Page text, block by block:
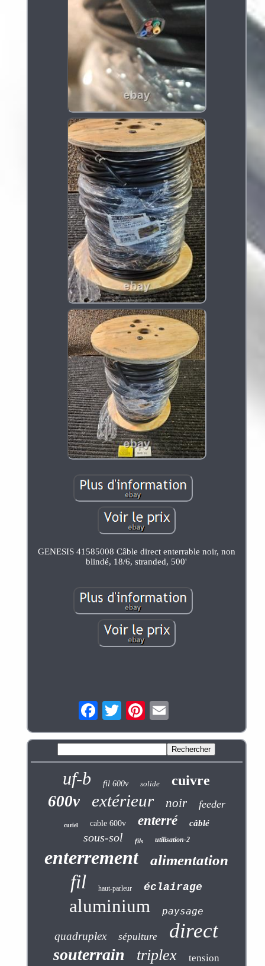
GENESIS 41585008 Câble direct enterrable noir, non
blindé, 18/6, stranded, 500'
uf-b fil 600v solide cuivre
600v extérieur noir feeder
curiel cable 600v enterré câblé
sous-sol fils utilisation-2
enterrement alimentation
fil haut-parleur éclairage
aluminium paysage
quadruplex sépulture direct
souterrain triplex tension